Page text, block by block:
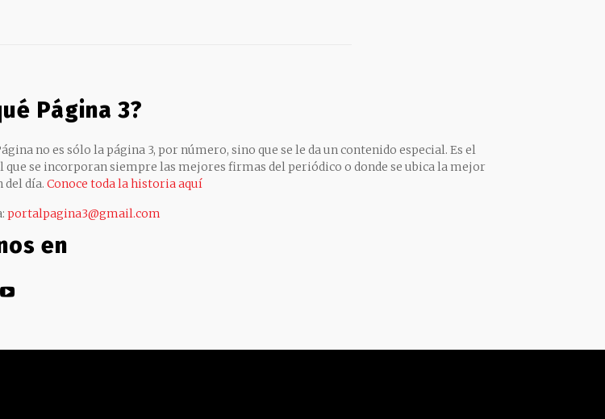
Página 3?
no es sólo la página 3, por número, sino que se le da un contenido especial. Es el
que se incorporan siempre las mejores firmas del periódico o donde se ubica la mejor
día. Conoce toda la historia aquí
portalpagina3@gmail.com
en